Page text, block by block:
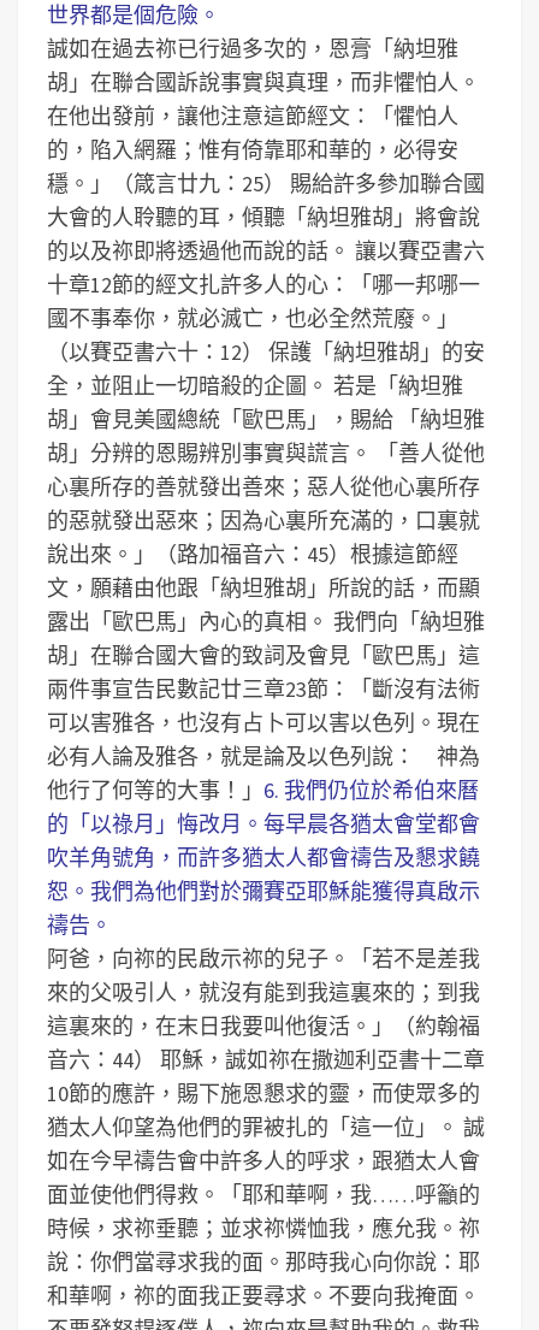
世界都是個危險。
誠如在過去祢已行過多次的，恩膏「納坦雅
胡」在聯合國訴說事實與真理，而非懼怕人。
在他出發前，讓他注意這節經文：「懼怕人
的，陷入網羅；惟有倚靠耶和華的，必得安
穩。」（箴言廿九：25）
賜給許多參加聯合國
大會的人聆聽的耳，傾聽「納坦雅胡」將會說
的以及祢即將透過他而說的話。 讓以賽亞書六
十章12節的經文扎許多人的心：「哪一邦哪一
國不事奉你，就必滅亡，也必全然荒廢。」
（以賽亞書六十：12）
保護「納坦雅胡」的安
全，並阻止一切暗殺的企圖。 若是「納坦雅
胡」會見美國總統「歐巴馬」，賜給 「納坦雅
胡」分辨的恩賜辨別事實與謊言。
「善人從他
心裏所存的善就發出善來；惡人從他心裏所存
的惡就發出惡來；因為心裏所充滿的，口裏就
說出來。」（路加福音六：45）根據這節經
文，願藉由他跟「納坦雅胡」所說的話，而顯
露出「歐巴馬」內心的真相。 我們向「納坦雅
胡」在聯合國大會的致詞及會見「歐巴馬」這
兩件事宣告民數記廿三章23節：「斷沒有法術
可以害雅各，也沒有占卜可以害以色列。現在
必有人論及雅各，就是論及以色列說： 神為
他行了何等的大事！」 6. 我們仍位於希伯來曆
的「以祿月」悔改月。每早晨各猶太會堂都會
吹羊角號角，而許多猶太人都會禱告及懇求饒
恕。我們為他們對於彌賽亞耶穌能獲得真啟示
禱告。
阿爸，向祢的民啟示祢的兒子。「若不是差我
來的父吸引人，就沒有能到我這裏來的；到我
這裏來的，在末日我要叫他復活。」（約翰福
音六：44）
耶穌，誠如祢在撒迦利亞書十二章
10節的應許，賜下施恩懇求的靈，而使眾多的
猶太人仰望為他們的罪被扎的「這一位」。 誠
如在今早禱告會中許多人的呼求，跟猶太人會
面並使他們得救。「耶和華啊，我……呼籲的
時候，求祢垂聽；並求祢憐恤我，應允我。祢
說：你們當尋求我的面。那時我心向你說：耶
和華啊，祢的面我正要尋求。不要向我掩面。